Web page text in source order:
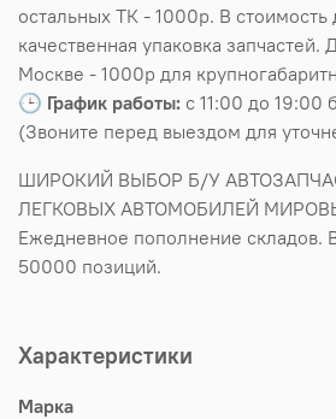
остальных ТК - 1000р. В стоимость
качественная упаковка
Москве - 1000р для
🕒 График работы: с 11:00 до 19:00
(Звоните перед выездом для
ШИРОКИЙ ВЫБОР Б/У
ЛЕГКОВЫХ АВТОМОБИЛЕЙ
Ежедневное пополнение складов.
50000 позиций.
Характеристики
Марка